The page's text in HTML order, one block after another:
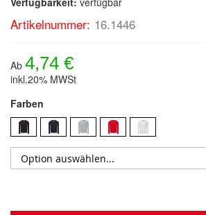
Artikelnummer: 16.1446
Ab 4,74 €
inkl.20% MWSt
Farben